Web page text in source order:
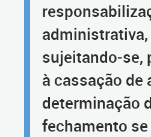
sujeitando-se,
à cassação de
determinação
fechamento